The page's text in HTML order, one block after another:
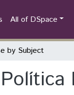
All of DSpace
by Subject